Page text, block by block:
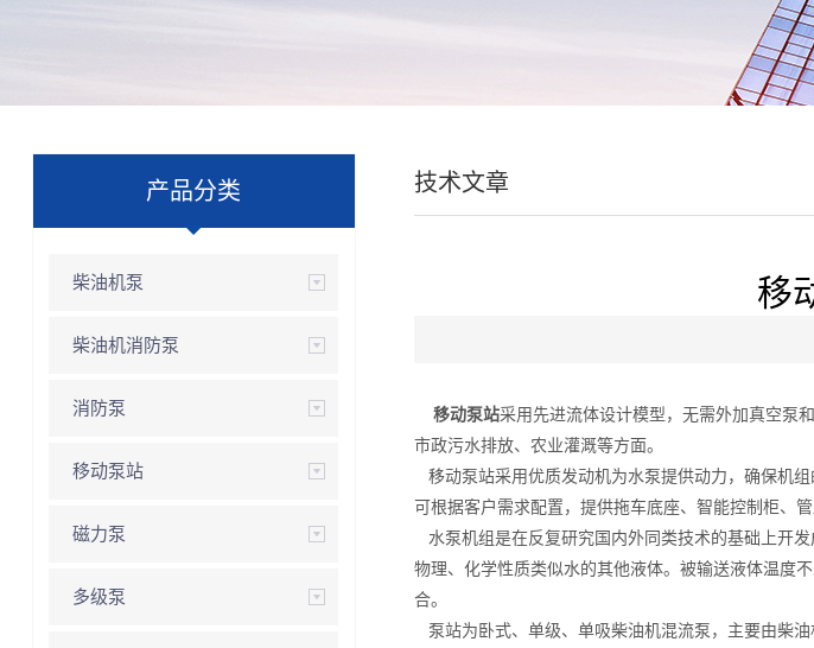
技术文章
移
移动泵站采用先进流体设计模型，无需外加真空泵
市政污水排放、农业灌溉等方面。
移动泵站采用优质发动机为水泵提供动力，确保机
可根据客户需求配置，提供拖车底座、智能控制柜、
水泵机组是在反复研究国内外同类技术的基础上开
物理、化学性质类似水的其他液体。被输送液体温度
合。
泵站为卧式、单级、单吸柴油机混流泵，主要由柴
产品分类
柴油机泵
柴油机消防泵
消防泵
移动泵站
磁力泵
多级泵